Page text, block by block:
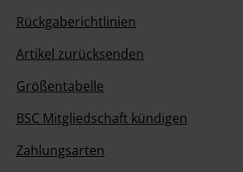
Rückgaberichtlinien
Artikel zurücksenden
Größentabelle
BSC Mitgliedschaft kündigen
Zahlungsarten